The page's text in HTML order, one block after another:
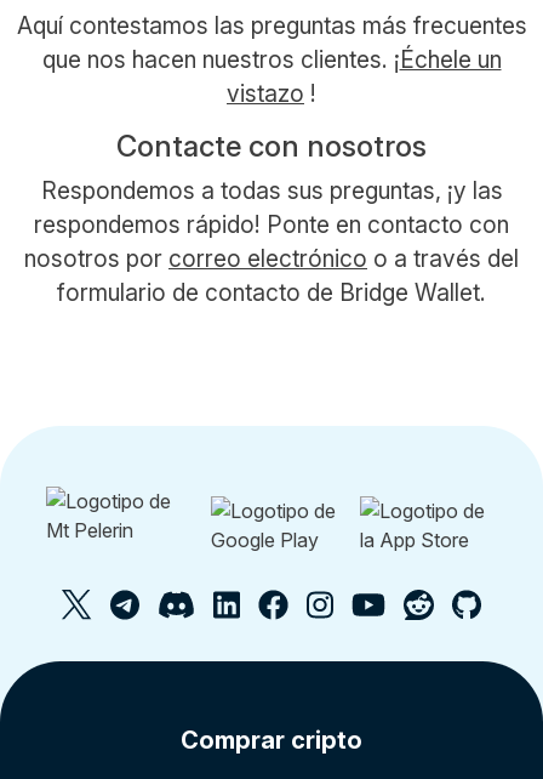
Aquí contestamos las preguntas más frecuentes
que nos hacen nuestros clientes. ¡Échele un
vistazo !
Contacte con nosotros
Respondemos a todas sus preguntas, ¡y las
respondemos rápido! Ponte en contacto con
nosotros por correo electrónico o a través del
formulario de contacto de Bridge Wallet.
Comprar cripto